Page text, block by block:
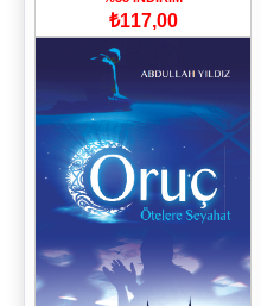
₺117,00